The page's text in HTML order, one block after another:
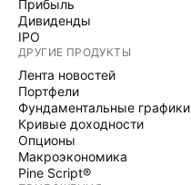
Прибыль
Дивиденды
IPO
ДРУГИЕ ПРОДУКТЫ
Лента новостей
Портфели
Фундаментальные графики
Кривые доходности
Опционы
Макроэкономика
Pine Script®